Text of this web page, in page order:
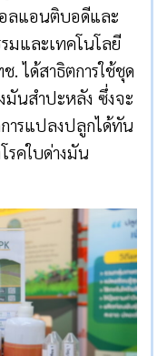
ลแอนติบอดีและ
มและเทคโนโลยี
. ได้สาธิตการใช้ชุด
มันสำปะหลัง ซึ่งจะ
ารแปลงปลูกได้ทัน
รคใบด่างมัน